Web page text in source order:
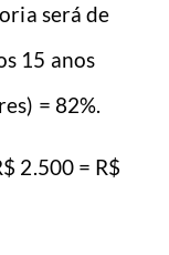
será de
15 anos
= 82%.
2.500 = R$